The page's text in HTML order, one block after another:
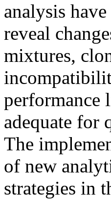
analysis
reveal
mixtures,
performance
adequate for
The
of new
strategies in